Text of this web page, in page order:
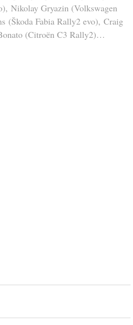
Nikolay Gryazin (Volkswagen
(Škoda Fabia Rally2 evo), Craig
(Citroën C3 Rally2)…